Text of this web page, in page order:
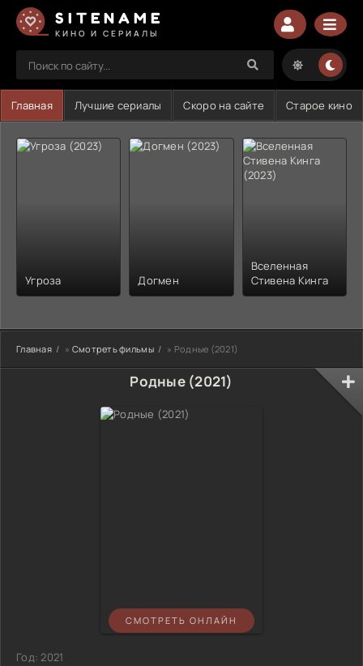
SITENAME
КИНО И СЕРИАЛЫ
Главная Лучшие сериалы Скоро на сайте Старое кино
Угроза Догмен
Вселенная
Стивена Кинга
Главная » Смотреть фильмы » Родные (2021)
Родные (2021)
СМОТРЕТЬ ОНЛАЙН
Год:2021